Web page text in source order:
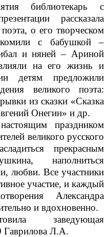
библиотекарь с
рассказала
о его творческом
с бабушкой –
и няней – Ариной
на его жизнь и
детям предложили
великого поэта:
из сказки «Сказка
Онегин» и др.
праздником
великого русского
прекрасным
наполниться
любви. Все участники
участие, и каждый
Александра
и вдохновенно.
заведующая
Гаврилова Л.А.